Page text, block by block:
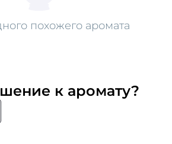
похожего аромата
к аромату?